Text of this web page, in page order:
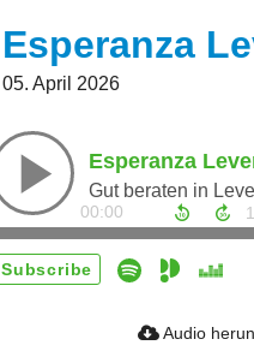
Esperanza
05. April 2026
Esperanza
Gut beraten in
00:00
Subscribe
Audio